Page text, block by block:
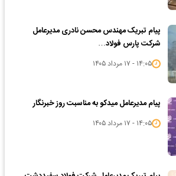
پیام تبریک مهندس محسن نادری مدیرعامل
شرکت پارس فولاد…
۱۴:۰۵ - ۱۷ مرداد ۱۴۰۵
پیام مدیرعامل میدکو به مناسبت روز خبرنگار
۱۴:۰۵ - ۱۷ مرداد ۱۴۰۵